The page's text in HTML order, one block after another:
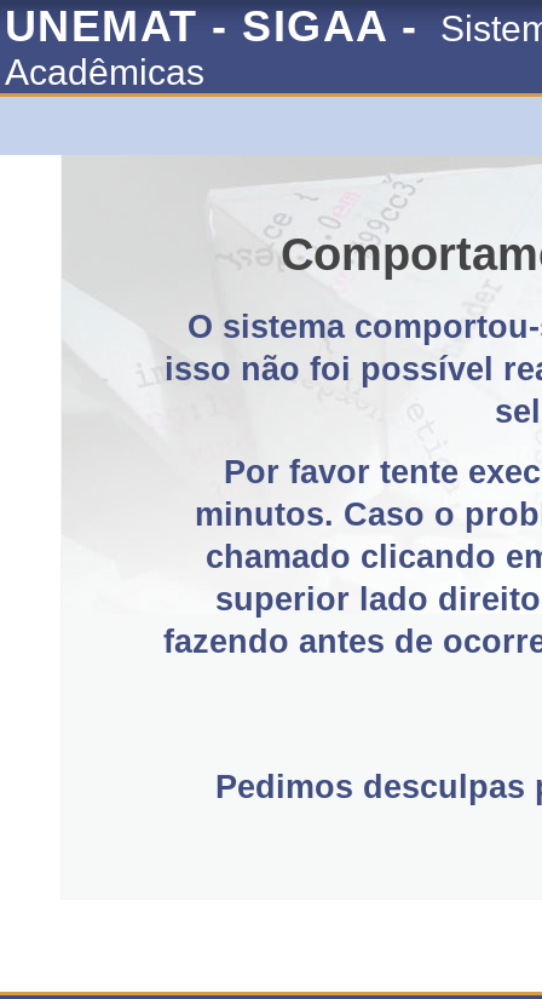
UNEMAT - SIGAA -
Acadêmicas
O sistema
isso não foi possível
Por favor tente
minutos. Caso o
chamado clicando
superior lado
fazendo antes de
Pedimos